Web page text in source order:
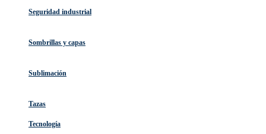
Seguridad industrial
Sombrillas y capas
Sublimación
Tazas
Tecnología